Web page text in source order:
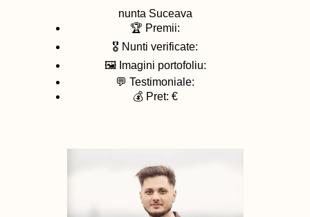
nunta Suceava
🏆 Premii:
🎖️ Nunti verificate:
🖼️ Imagini portofoliu:
💬 Testimoniale:
💰 Pret: €